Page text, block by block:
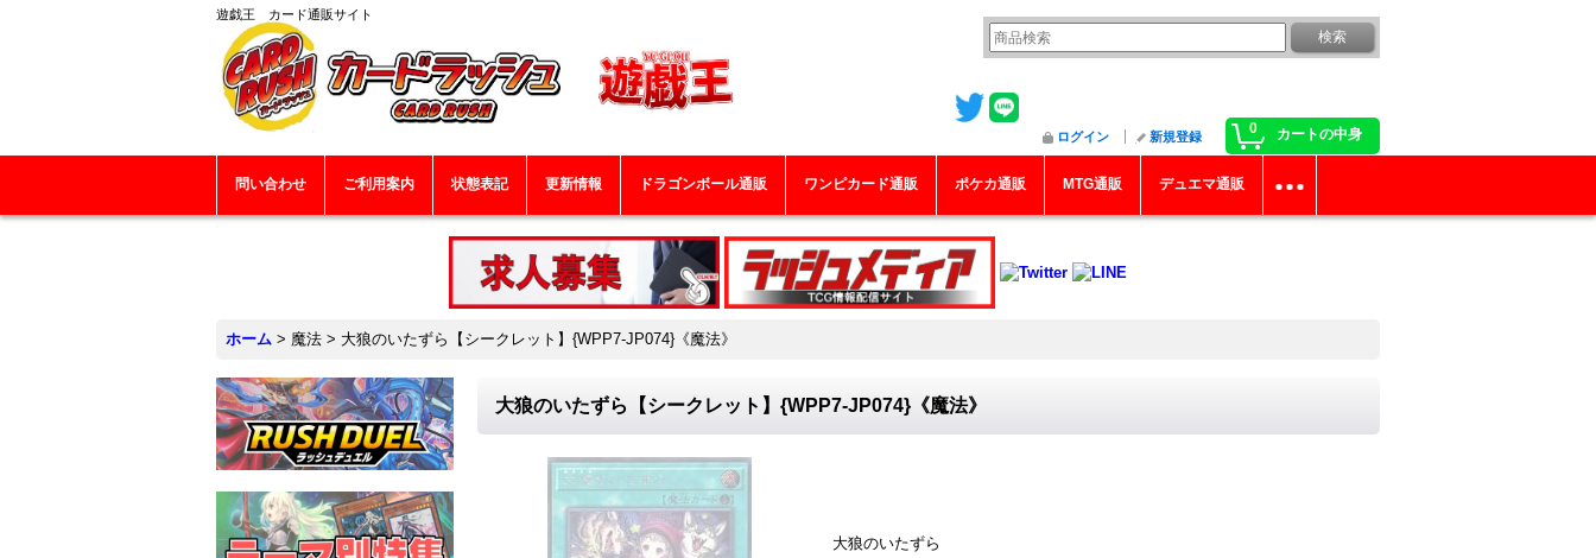
遊戯王 カード通販サイト
0 カートの中身
ログイン 新規登録
問い合わせ ご利用案内 状態表記 更新情報 ドラゴンボール通販 ワンピカード通販 ポケカ通販 MTG通販 デュエマ通販
ホーム > 魔法 > 大狼のいたずら【シークレット】{WPP7-JP074}《魔法》
大狼のいたずら【シークレット】{WPP7-JP074}《魔法》
大狼のいたずら